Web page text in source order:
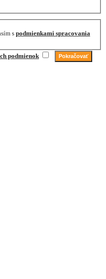
s podmienkami spracovania
podmienok